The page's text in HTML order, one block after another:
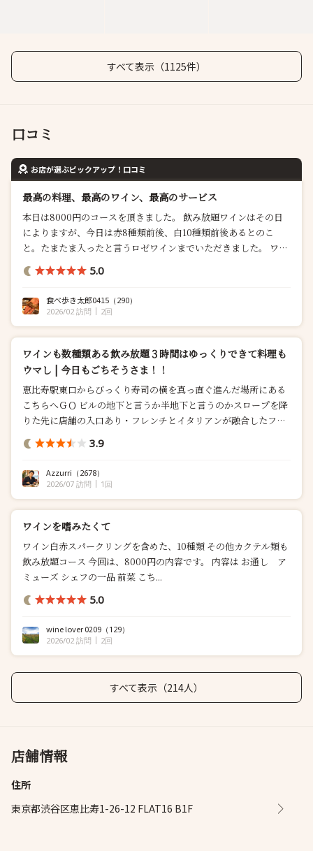
すべて表示（1125件）
口コミ
お店が選ぶピックアップ！口コミ
最高の料理、最高のワイン、最高のサービス
本日は8000円のコースを頂きました。 飲み放題ワインはその日
によりますが、今日は赤8種類前後、白10種類前後あるとのこ
と。たまたま入ったと言うロゼワインまでいただきました。 ワイ
ン好きには本当にたまりません。。。 仕入れを工夫しているらし
く、普通のお店だと1杯1500円以上するワインもちらほら… お手
上げです。 お料理もとても美味しく、サービスは本当にピカイ
チ…1度も店員さんを呼ぶこと...
5.0
食べ歩き太郎0415 （290）
2026/02 訪問
2回
ワインも数種類ある飲み放題３時間はゆっくりできて料理も
ウマし | 今日もごちそうさま！！
恵比寿駅東口からびっくり寿司の横を真っ直ぐ進んだ場所にある
こちらへＧＯ ビルの地下と言うか半地下と言うのかスロープを降
りた先に店舗の入口あり・フレンチとイタリアンが融合したフュ
ー...
3.9
Azzurri （2678）
2026/07 訪問
1回
ワインを嗜みたくて
ワイン白赤スパークリングを含めた、10種類 その他カクテル類も
飲み放題コース 今回は、8000円の内容です。 内容は お通し ア
ミューズ シェフの一品 前菜 こち...
5.0
wine lover 0209 （129）
2026/02 訪問
2回
すべて表示（214人）
店舗情報
住所
東京都渋谷区恵比寿1-26-12 FLAT16 B1F